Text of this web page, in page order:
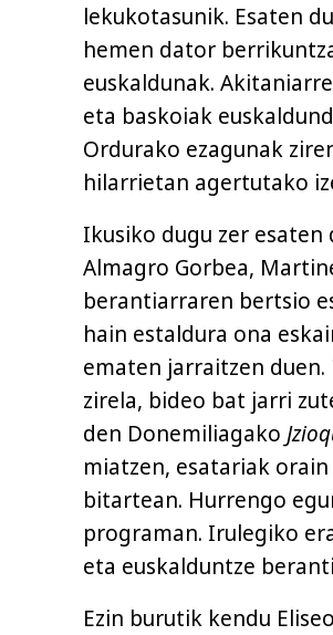
lekukotasunik. Esaten
hemen dator
euskaldunak.
eta baskoiak
Ordurako ezagunak
hilarrietan agertutako
Ikusiko dugu zer
Almagro Gorbea,
berantiarraren bertsio
hain estaldura ona
ematen jarraitzen duen.
zirela, bideo bat jarri
den Donemiliagako
miatzen, esatariak
bitartean. Hurrengo
programan. Irulegiko
eta euskalduntze
Ezin burutik kendu